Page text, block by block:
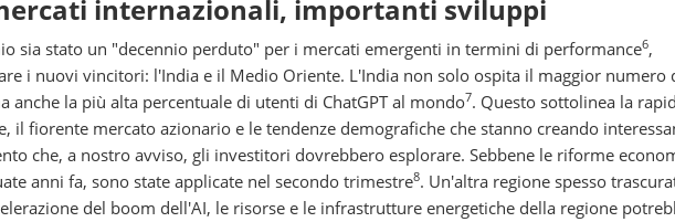
internazionali, importanti sviluppi
sia stato un "decennio perduto" per i mercati emergenti in termini di performance6,
i nuovi vincitori: l'India e il Medio Oriente. L'India non solo ospita il maggior numero
anche la più alta percentuale di utenti di ChatGPT al mondo7. Questo sottolinea la
il fiorente mercato azionario e le tendenze demografiche che stanno creando
che, a nostro avviso, gli investitori dovrebbero esplorare. Sebbene le riforme
anni fa, sono state applicate nel secondo trimestre8. Un'altra regione spesso
del boom dell'AI, le risorse e le infrastrutture energetiche della regione